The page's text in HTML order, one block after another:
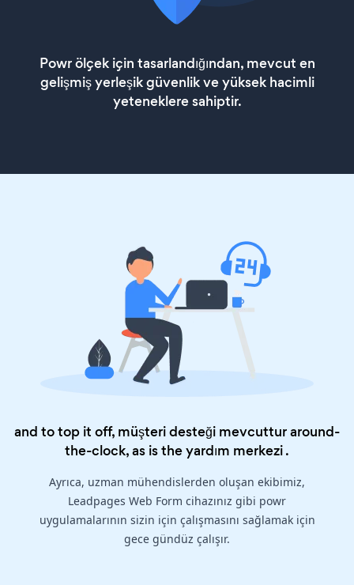
Powr ölçek için tasarlandığından, mevcut en
gelişmiş yerleşik güvenlik ve yüksek hacimli
yeteneklere sahiptir.
and to top it off, müşteri desteği mevcuttur around-
the-clock, as is theyardım merkezi.
Ayrıca, uzman mühendislerden oluşan ekibimiz,
Leadpages Web Form cihazınız gibi powr
uygulamalarının sizin için çalışmasını sağlamak için
gece gündüz çalışır.